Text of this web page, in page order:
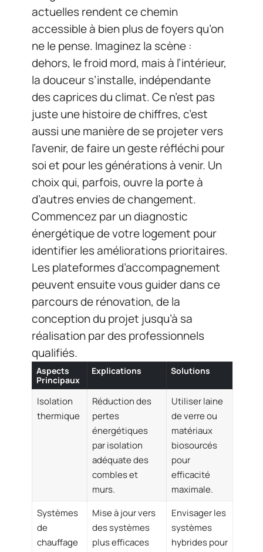
actuelles rendent ce chemin
accessible à bien plus de foyers qu’on
ne le pense. Imaginez la scène :
dehors, le froid mord, mais à l’intérieur,
la douceur s’installe, indépendante
des caprices du climat. Ce n’est pas
juste une histoire de chiffres, c’est
aussi une manière de se projeter vers
l’avenir, de faire un geste réfléchi pour
soi et pour les générations à venir. Un
choix qui, parfois, ouvre la porte à
d’autres envies de changement.
Commencez par un diagnostic
énergétique de votre logement pour
identifier les améliorations prioritaires.
Les plateformes d’accompagnement
peuvent ensuite vous guider dans ce
parcours de rénovation, de la
conception du projet jusqu’à sa
réalisation par des professionnels
qualifiés.
Aspects
Principaux
Explications Solutions
Isolation
thermique
Réduction des
pertes
énergétiques
par isolation
adéquate des
combles et
murs.
Utiliser laine
de verre ou
matériaux
biosourcés
pour
efficacité
maximale.
Systèmes
de
chauffage
Mise à jour vers
des systèmes
plus efficaces
Envisager les
systèmes
hybrides pour